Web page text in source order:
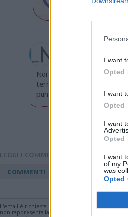
I want
Opted
I want
Opted
I want
Opted
I want
of my
was
Opted
info@legnanonews.com
Noi della redazione di
territorio e cerchiamo di
puntuale.
LEGGI I COMMENTI
COMMENTI
L'email è richiesta ma non verrà mostrata ai
non rappresenta la linea editoriale di